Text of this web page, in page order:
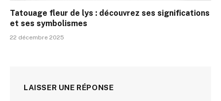
Tatouage fleur de lys : découvrez ses significations
et ses symbolismes
22 décembre 2025
LAISSER UNE RÉPONSE